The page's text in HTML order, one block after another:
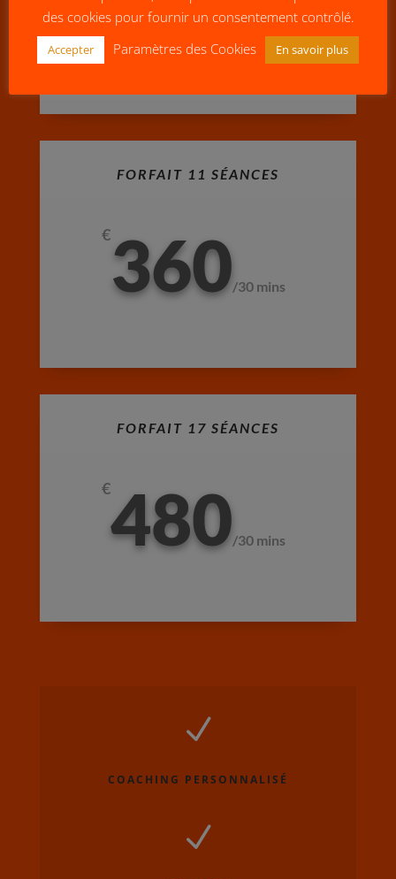
30 mins
FORFAIT 11 SÉANCES
€360/30 mins
FORFAIT 17 SÉANCES
€480/30 mins
N
COACHING PERSONNALISÉ
N
des cookies pour fournir un consentement contrôlé.
Accepter Paramètres des Cookies En savoir plus